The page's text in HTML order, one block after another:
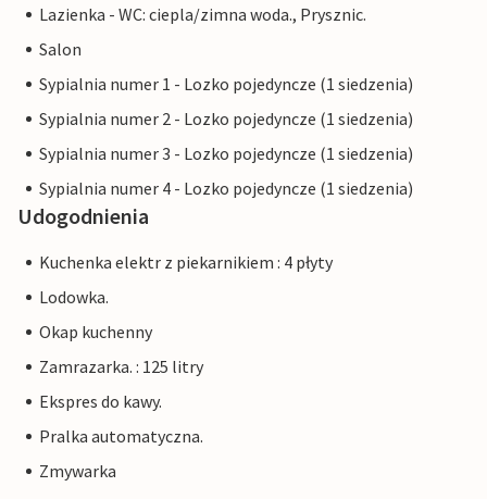
Lazienka - WC: ciepla/zimna woda., Prysznic.
Salon
Sypialnia numer 1 - Lozko pojedyncze (1 siedzenia)
Sypialnia numer 2 - Lozko pojedyncze (1 siedzenia)
Sypialnia numer 3 - Lozko pojedyncze (1 siedzenia)
Sypialnia numer 4 - Lozko pojedyncze (1 siedzenia)
Udogodnienia
Kuchenka elektr z piekarnikiem : 4 płyty
Lodowka.
Okap kuchenny
Zamrazarka. : 125 litry
Ekspres do kawy.
Pralka automatyczna.
Zmywarka